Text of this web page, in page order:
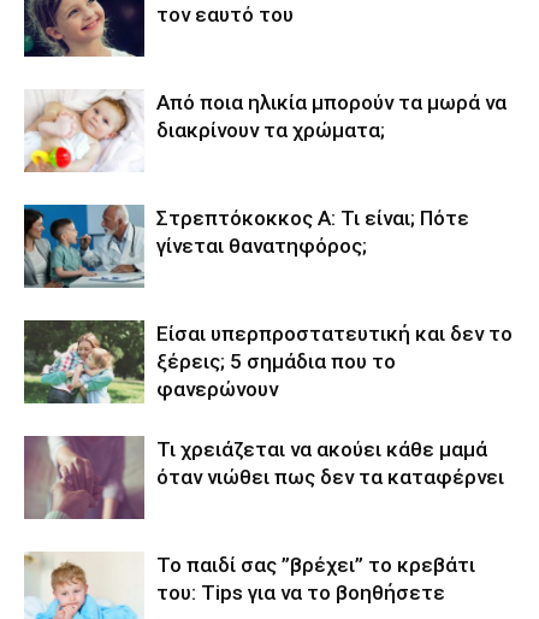
τον εαυτό του
Από ποια ηλικία μπορούν τα μωρά να
διακρίνουν τα χρώματα;
Στρεπτόκοκκος Α: Τι είναι; Πότε
γίνεται θανατηφόρος;
Είσαι υπερπροστατευτική και δεν το
ξέρεις; 5 σημάδια που το
φανερώνουν
Τι χρειάζεται να ακούει κάθε μαμά
όταν νιώθει πως δεν τα καταφέρνει
Το παιδί σας ”βρέχει’’ το κρεβάτι
του: Tips για να το βοηθήσετε